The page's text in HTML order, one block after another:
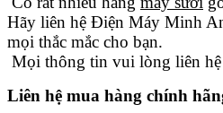
Hãy liên hệ Điện Máy Minh
mọi thắc mắc cho bạn.
Mọi thông tin vui lòng liên hệ
Liên hệ mua hàng chính